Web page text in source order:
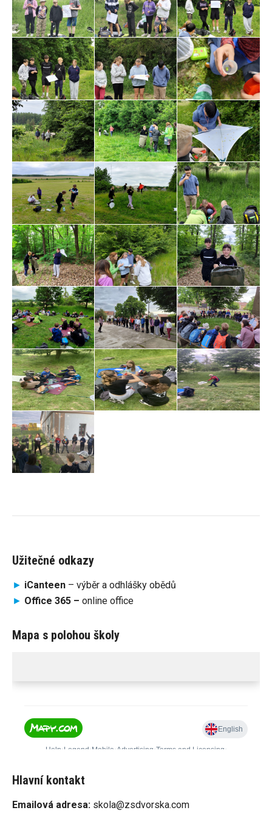
Užitečné odkazy
► iCanteen – výběr a odhlášky obědů
► Office 365 – online office
Mapa s polohou školy
Hlavní kontakt
Emailová adresa: skola@zsdvorska.com